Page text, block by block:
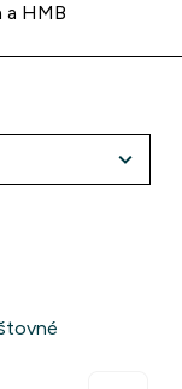
a HMB